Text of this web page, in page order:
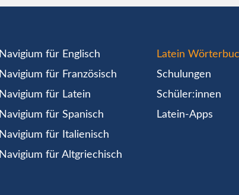
Navigium für Englisch
Navigium für Französisch
Navigium für Latein
Navigium für Spanisch
Navigium für Italienisch
Navigium für Altgriechisch
Latein
Schulungen
Schüler:innen
Latein-Apps